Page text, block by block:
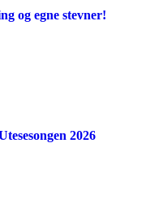
og egne stevner!
2026